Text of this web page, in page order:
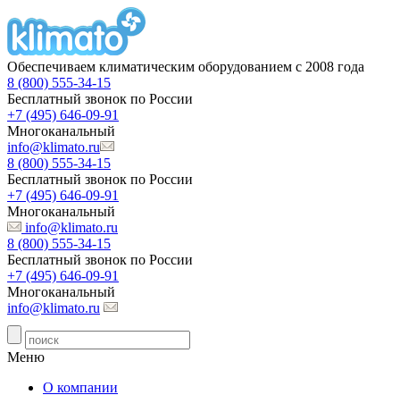
Обеспечиваем климатическим оборудованием с 2008 года
8 (800) 555-34-15
Бесплатный звонок по России
+7 (495) 646-09-91
Многоканальный
info@klimato.ru
8 (800) 555-34-15
Бесплатный звонок по России
+7 (495) 646-09-91
Многоканальный
info@klimato.ru
8 (800) 555-34-15
Бесплатный звонок по России
+7 (495) 646-09-91
Многоканальный
info@klimato.ru
Меню
О компании